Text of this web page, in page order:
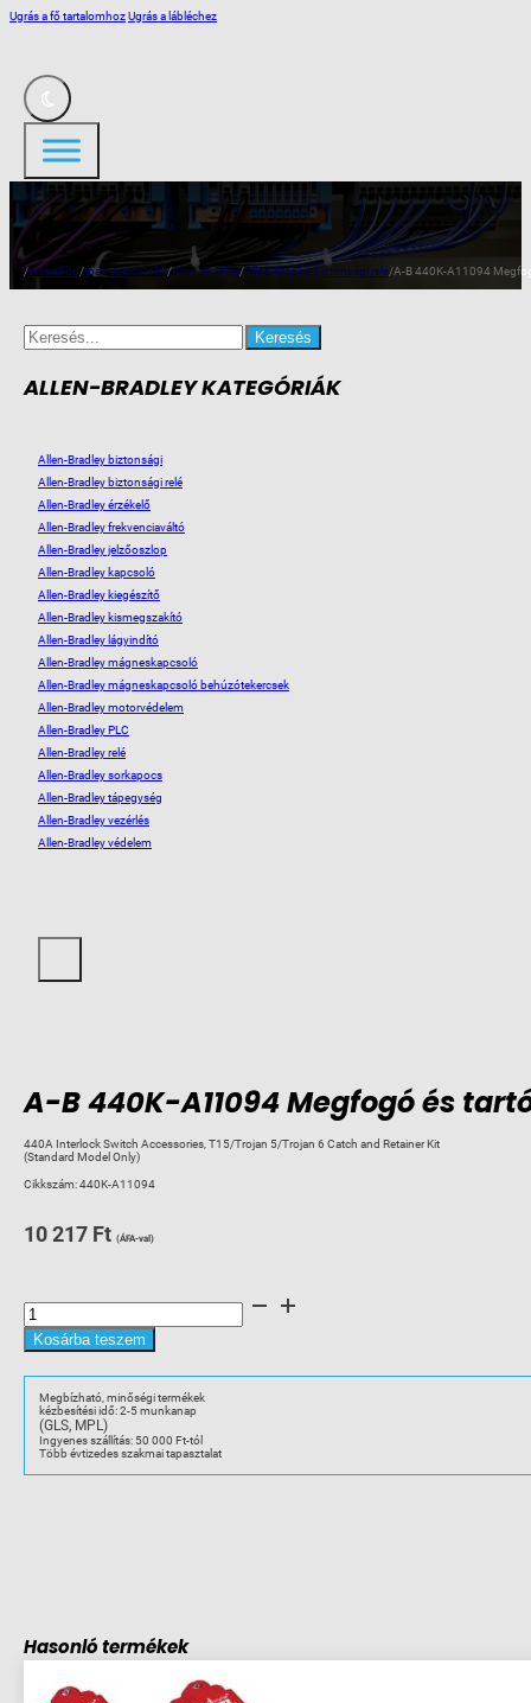
Ugrás a fő tartalomhozUgrás a lábléchez
/Webshop/Ipari automatika/Allen-Bradley/Allen-Bradley biztonsági relé/A-B 440K-A11094
Search
for:
ALLEN-BRADLEY KATEGÓRIÁK
Allen-Bradley biztonsági
Allen-Bradley biztonsági relé
Allen-Bradley érzékelő
Allen-Bradley frekvenciaváltó
Allen-Bradley jelzőoszlop
Allen-Bradley kapcsoló
Allen-Bradley kiegészítő
Allen-Bradley kismegszakító
Allen-Bradley lágyindító
Allen-Bradley mágneskapcsoló
Allen-Bradley mágneskapcsoló behúzótekercsek
Allen-Bradley motorvédelem
Allen-Bradley PLC
Allen-Bradley relé
Allen-Bradley sorkapocs
Allen-Bradley tápegység
Allen-Bradley vezérlés
Allen-Bradley védelem
A-B 440K-A11094 Megfogó és
440A Interlock Switch Accessories, T15/Trojan 5/Trojan 6 Catch and Retainer Kit
(Standard Model Only)
Cikkszám:440K-A11094
10 217 Ft (ÁFA-val)
440K-
A11094
Megfogó
tartó
(Trojan-
hoz)
mennyiség
Kosárba teszem
Megbízható, minőségi termékek
kézbesítési idő: 2-5 munkanap
(GLS, MPL)
Ingyenes szállítás: 50 000 Ft-tól
Több évtizedes szakmai tapasztalat
Hasonló termékek